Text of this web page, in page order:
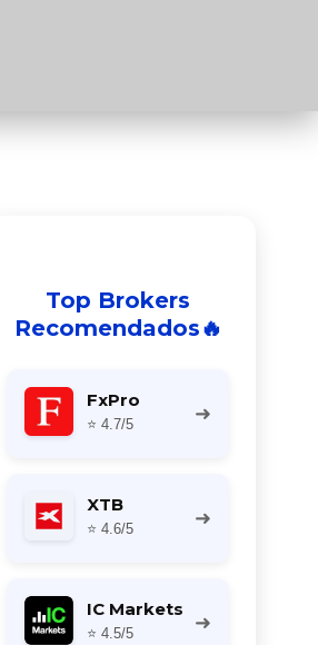
Top Brokers
Recomendados🔥
FxPro
⭐ 4.7/5 ➜
XTB
⭐ 4.6/5 ➜
IC Markets
⭐ 4.5/5 ➜